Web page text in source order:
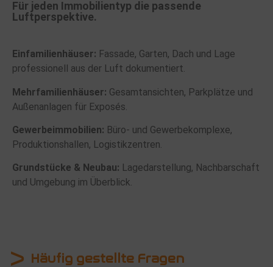
Für jeden Immobilientyp die passende
Luftperspektive.
Einfamilienhäuser: Fassade, Garten, Dach und Lage
professionell aus der Luft dokumentiert.
Mehrfamilienhäuser: Gesamtansichten, Parkplätze und
Außenanlagen für Exposés.
Gewerbeimmobilien: Büro- und Gewerbekomplexe,
Produktionshallen, Logistikzentren.
Grundstücke & Neubau: Lagedarstellung, Nachbarschaft
und Umgebung im Überblick.
Häufig gestellte Fragen